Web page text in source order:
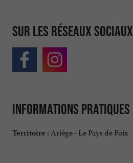
Sur les réseaux sociaux
Informations pratiques
Territoire : Ariège - Le Pays de Foix